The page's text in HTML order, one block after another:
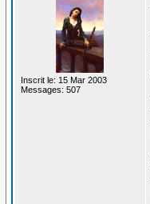
Inscrit le: 15 Mar 2003
Messages: 507